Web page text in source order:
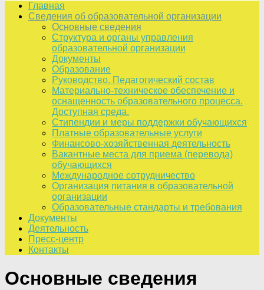
Главная
Сведения об образовательной организации
Основные сведения
Структура и органы управления
образовательной организации
Документы
Образование
Руководство. Педагогический состав
Материально-техническое обеспечение и
оснащенность образовательного процесса.
Доступная среда.
Стипендии и меры поддержки обучающихся
Платные образовательные услуги
Финансово-хозяйственная деятельность
Вакантные места для приема (перевода)
обучающихся
Международное сотрудничество
Организация питания в образовательной
организации
Образовательные стандарты и требования
Документы
Деятельность
Пресс-центр
Контакты
Основные сведения